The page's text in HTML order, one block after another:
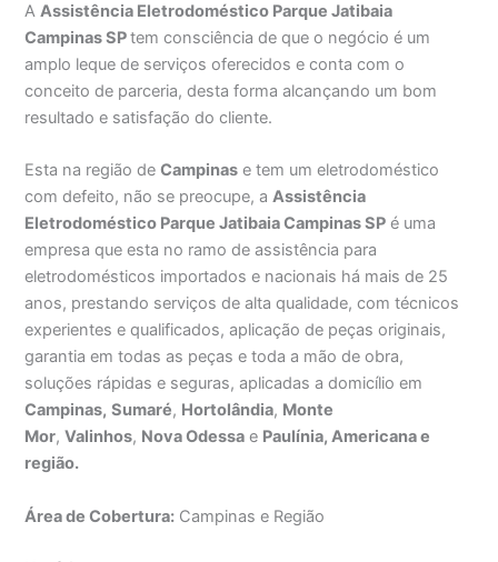
AAssistência Eletrodoméstico Parque Jatibaia
Campinas SPtem consciência de que o negócio é um
amplo leque de serviços oferecidos e conta com o
conceito de parceria, desta forma alcançando um bom
resultado e satisfação do cliente.
Esta na região deCampinas e tem um eletrodoméstico
com defeito, não se preocupe, aAssistência
Eletrodoméstico Parque Jatibaia Campinas SP é uma
empresa que esta no ramo de assistência para
eletrodomésticos importados e nacionais há mais de 25
anos, prestando serviços de alta qualidade, com técnicos
experientes e qualificados, aplicação de peças originais,
garantia em todas as peças e toda a mão de obra,
soluções rápidas e seguras, aplicadas a domicílio em
Campinas, Sumaré, Hortolândia, Monte
Mor,Valinhos, Nova Odessa e Paulínia, Americana e
região.
Área de Cobertura: Campinas e Região